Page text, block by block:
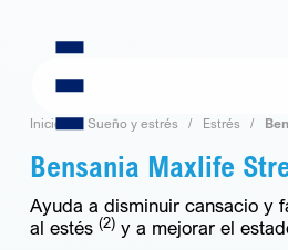
content
Inicio Sueño y estrés Estrés
Bensania Maxlife
Ayuda a disminuir cansacio y
al estés(2) y a mejorar el